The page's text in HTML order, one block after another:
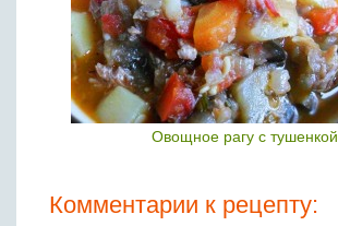
Овощное рагу с тушенкой
Комментарии к рецепту: